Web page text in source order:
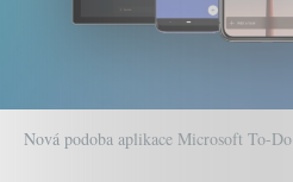
Nová podoba aplikace Microsoft To-Do